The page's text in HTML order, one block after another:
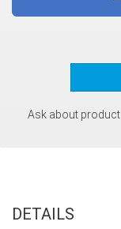
Ask about product
DETAILS